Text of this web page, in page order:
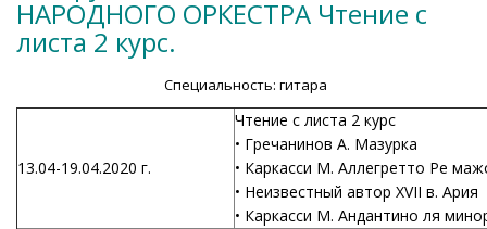
НАРОДНОГО ОРКЕСТРА Чтение с
листа 2 курс.
Специальность: гитара
13.04-19.04.2020 г.
Чтение с листа 2 курс
• Гречанинов А. Мазурка
• Каркасси М. Аллегретто Ре
• Неизвестный автор XVII в. Ария
• Каркасси М. Андантино ля